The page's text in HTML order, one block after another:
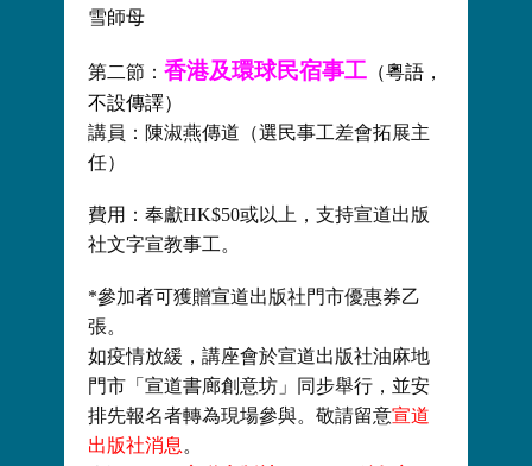
雪師母
第二節： 香港及環球民宿事工 （粵語，
不設傳譯）
講員：陳淑燕傳道（選民事工差會拓展主
任）
費用：奉獻HK$50或以上，支持宣道出版
社文字宣教事工。
*參加者可獲贈宣道出版社門市優惠券乙
張。
如疫情放緩，講座會於宣道出版社油麻地
門市「宣道書廊創意坊」同步舉行，並安
排先報名者轉為現場參與。敬請留意宣道
出版社消息 。